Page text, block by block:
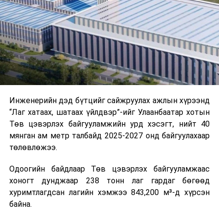
цагийн менежмент, мэдээлэл дамжуулах журам,
холбогдох байгууллагуудын уялдаа холбоо, аюулгүй
ажиллагааны чиглэлээр жолооч нарыг сургалт, арга
зүйгээр хангаж байна.
Мөн зам тээврийн осол, саатал болон бусад эрсдэл,
онцгой нөхцөл үүссэн үед авах арга хэмжээ, ачаалал
өдөр тутмын ажлын бэлэн байдлыг хангах зэрэг
практик ур чадварыг сургалтын хөтөлбөрт тусгажээ.
Сургалтыг танилцуулах лекц, асуулт-хариулт,
жишээнд суурилсан сургалт, багаар ажиллах дасгал,
танилцах, онцгой нөхцөлд ажиллах дадлага зэрэг
онол, практик хосолсон хэлбэрээр зохион байгуулж
байна.
Инженерийн дэд бүтцийг сайжруулах ажлын хүрээнд
“Лаг хатаах, шатаах үйлдвэр”-ийг Улаанбаатар хотын
Төв цэвэрлэх байгууламжийн урд хэсэгт, нийт 40
мянган ам метр талбайд 2025-2027 онд байгуулахаар
төлөвлөжээ.
Одоогийн байдлаар Төв цэвэрлэх байгууламжаас
хоногт дунджаар 238 тонн лаг гардаг бөгөөд
хуримтлагдсан лагийн хэмжээ 843,200 м³-д хүрсэн
байна.